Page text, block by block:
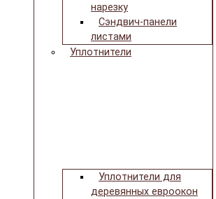
нарезку
Сэндвич-панели
листами
Уплотнители
Уплотнители для
деревянных евроокон